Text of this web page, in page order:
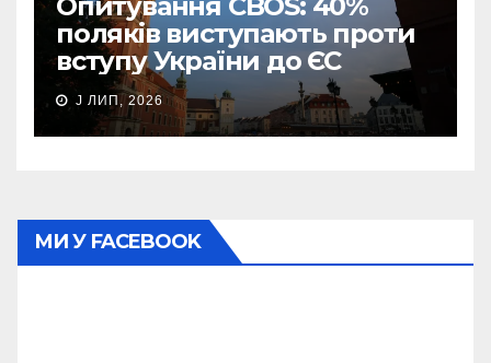
поляків виступають проти
вступу України до ЄС
J ЛИП, 2026
МИ У FACEBOOK